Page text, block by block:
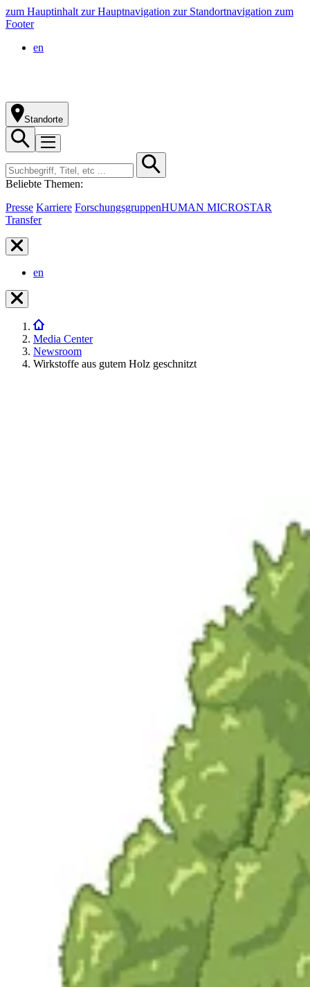
zum Hauptinhalt zur Hauptnavigation zur Standortnavigation zum
Footer
en
Standorte
Beliebte Themen:
Presse Karriere ForschungsgruppenHUMAN MICROSTAR
Transfer
en
Media Center
Newsroom
Wirkstoffe aus gutem Holz geschnitzt